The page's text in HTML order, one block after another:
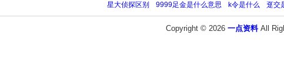
星大侦探区别
9999足金是什么意思 k令是什么 趸交
Copyright © 2026 一点资料All